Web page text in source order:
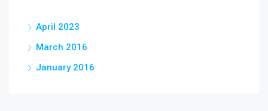
April 2023
March 2016
January 2016